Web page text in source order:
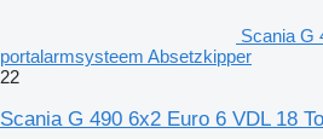
Scania G
portalarmsysteem Absetzkipper
22
Scania G 490 6x2 Euro 6 VDL 18